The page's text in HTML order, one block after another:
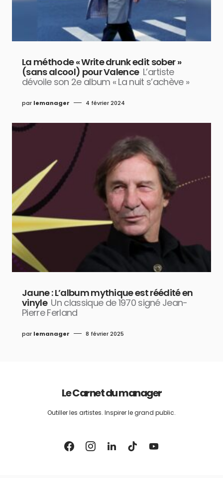
La méthode « Write drunk edit sober »
(sans alcool) pour Valence L’artiste
dévoile son 2e album « La nuit s’achève »
par lemanager 4 février 2024
Jaune : L’album mythique est réédité en
vinyle Un classique de 1970 signé Jean-
Pierre Ferland
par lemanager 8 février 2025
Le Carnet du manager
Outiller les artistes. Inspirer le grand public.